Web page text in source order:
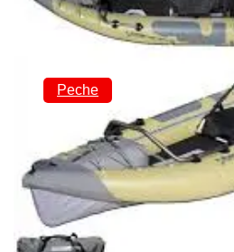
Peche
Exploration
: Le plaisir de